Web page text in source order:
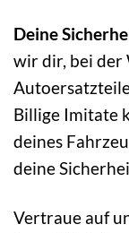
Deine
wir dir, bei der
Billige Imitate
deines
deine
Vertraue auf